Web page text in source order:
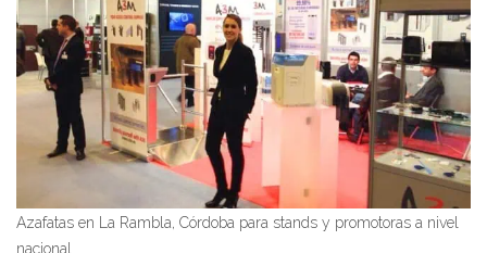
Azafatas en La Rambla, Córdoba para stands y promotoras a nivel
nacional